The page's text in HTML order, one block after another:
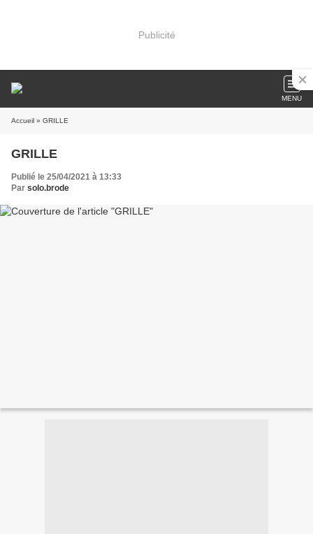
Publicité
MENU
Accueil » GRILLE
GRILLE
Publié le 25/04/2021 à 13:33
Par solo.brode